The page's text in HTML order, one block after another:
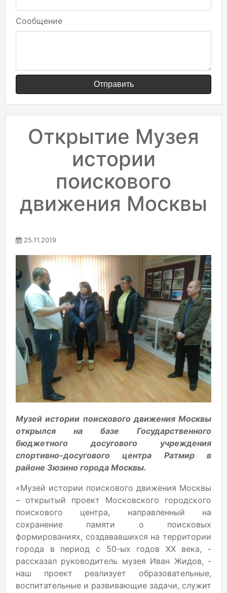
Сообщение
Отправить
Открытие Музея
истории
поискового
движения Москвы
25.11.2019
Музей истории поискового движения Москвы
открылся на базе Государственного
бюджетного досугового учреждения
спортивно-досугового центра Ратмир в
районе Зюзино города Москвы.
«Музей истории поискового движения Москвы
– открытый проект Московского городского
поискового центра, направленный на
сохранение памяти о поисковых
формированиях, создававшихся на территории
города в период с 50-ых годов ХХ века, -
рассказал руководитель музея Иван Жидов, -
наш проект реализует образовательные,
воспитательные и развивающие задачи, служит